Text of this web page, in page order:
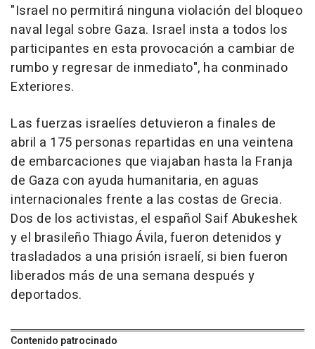
"Israel no permitirá ninguna violación del bloqueo
naval legal sobre Gaza. Israel insta a todos los
participantes en esta provocación a cambiar de
rumbo y regresar de inmediato", ha conminado
Exteriores.
Las fuerzas israelíes detuvieron a finales de
abril a 175 personas repartidas en una veintena
de embarcaciones que viajaban hasta la Franja
de Gaza con ayuda humanitaria, en aguas
internacionales frente a las costas de Grecia.
Dos de los activistas, el español Saif Abukeshek
y el brasileño Thiago Ávila, fueron detenidos y
trasladados a una prisión israelí, si bien fueron
liberados más de una semana después y
deportados.
Contenido patrocinado